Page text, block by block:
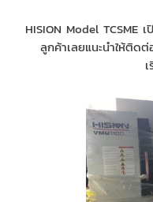
HISION Model TCSME
ลูกค้าเลยแนะนำให้ติด